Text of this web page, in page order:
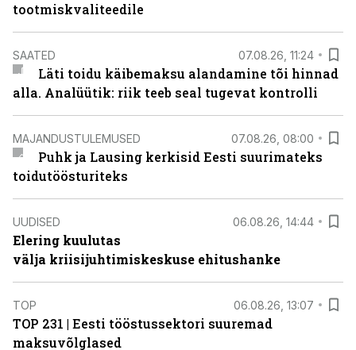
tootmiskvaliteedile
SAATED 07.08.26, 11:24
Läti toidu käibemaksu alandamine tõi hinnad
alla. Analüütik: riik teeb seal tugevat kontrolli
MAJANDUSTULEMUSED 07.08.26, 08:00
Puhk ja Lausing kerkisid Eesti suurimateks
toidutöösturiteks
UUDISED 06.08.26, 14:44
Elering kuulutas
välja kriisijuhtimiskeskuse ehitushanke
TOP 06.08.26, 13:07
TOP 231 | Eesti tööstussektori suuremad
maksuvõlglased